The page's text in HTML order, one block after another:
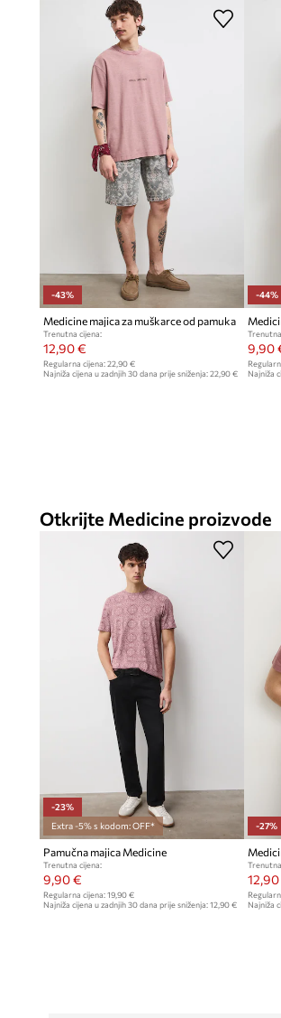
-43%
Medicine majica za muškarce od pamuka
Trenutna cijena:
12,90 €
Regularna cijena: 22,90 €
Najniža cijena u zadnjih 30 dana prije sniženja: 22,90 €
-44%
9,90
Najniža
Otkrijte Medicine proizvode
-23%
Extra -5% s kodom: OFF*
Pamučna majica Medicine
Trenutna cijena:
9,90 €
Regularna cijena: 19,90 €
Najniža cijena u zadnjih 30 dana prije sniženja: 12,90 €
-27%
Najniža